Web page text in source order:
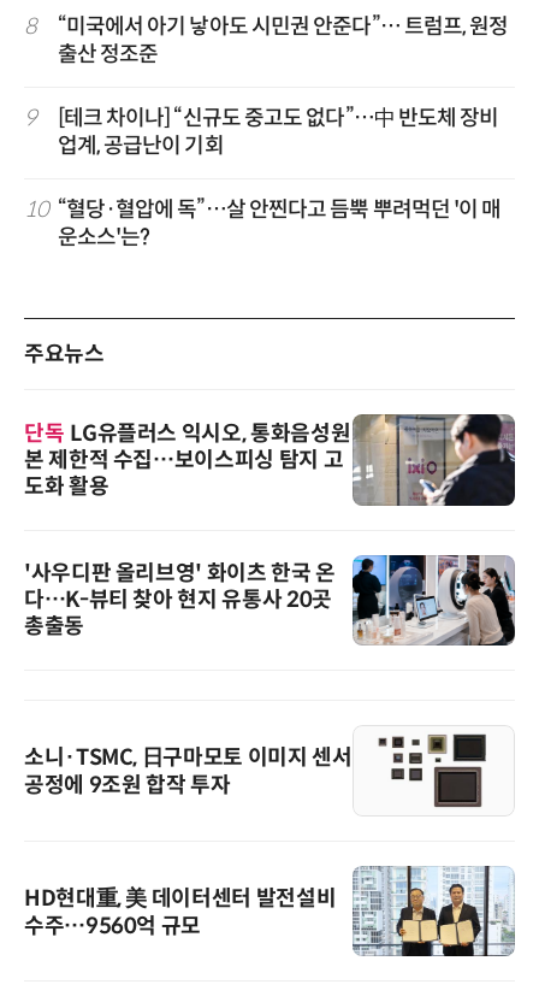
8
“미국에서 아기 낳아도 시민권 안준다”… 트럼프, 원정
출산 정조준
9
[테크 차이나] “신규도 중고도 없다”…中 반도체 장비
업계, 공급난이 기회
10 “혈당·혈압에 독”…살 안찐다고 듬뿍 뿌려먹던 '이 매
운소스'는?
주요뉴스
단독 LG유플러스 익시오, 통화음성원
본 제한적 수집…보이스피싱 탐지 고
도화 활용
'사우디판 올리브영' 화이츠 한국 온
다…K-뷰티 찾아 현지 유통사 20곳
총출동
소니·TSMC, 日구마모토 이미지 센서
공정에 9조원 합작 투자
HD현대重, 美 데이터센터 발전설비
수주…9560억 규모